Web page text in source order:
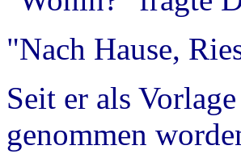
"Nach Hause,
Seit er als
genommen